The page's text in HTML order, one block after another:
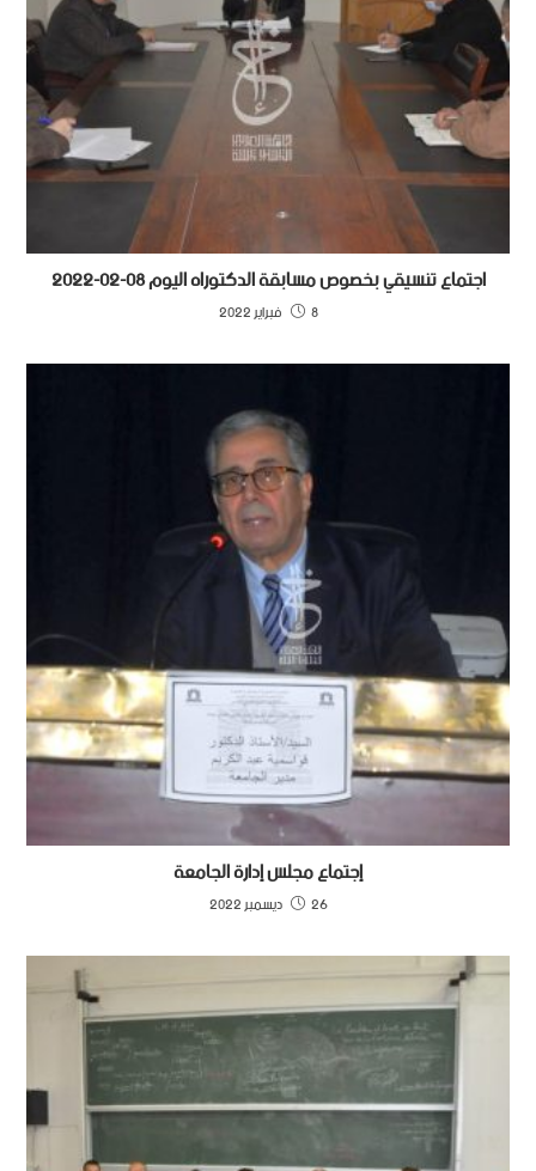
اجتماع تنسيقي بخصوص مسابقة الدكتوراه اليوم 08-02-2022
8 فبراير 2022
إجتماع مجلس إدارة الجامعة
26 ديسمبر 2022